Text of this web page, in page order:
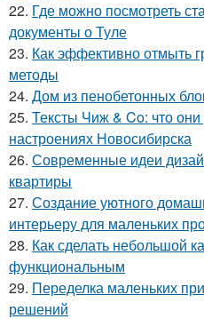
22. Где можно посмотреть
документы о Туле
23. Как эффективно отмыть
методы
24. Дом из пенобетонных
25. Тексты Чиж & Co: что
настроениях Новосибирска
26. Современные идеи
квартиры
27. Создание уютного
интерьеру для маленьких
28. Как сделать небольшой
функциональным
29. Переделка маленьких
решений